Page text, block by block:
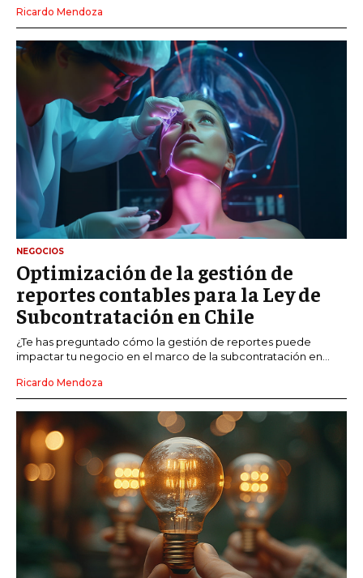
Ricardo Mendoza
NEGOCIOS
Optimización de la gestión de
reportes contables para la Ley de
Subcontratación en Chile
¿Te has preguntado cómo la gestión de reportes puede
impactar tu negocio en el marco de la subcontratación en...
Ricardo Mendoza